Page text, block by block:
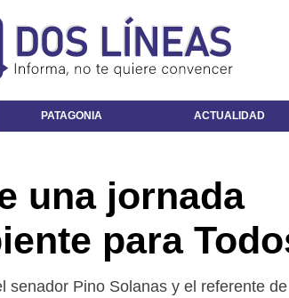
PATAGONIA ACTUALIDAD
una jornada
para
senador Pino Solanas y el referente de